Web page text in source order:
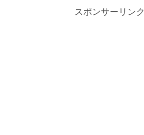
スポンサーリンク